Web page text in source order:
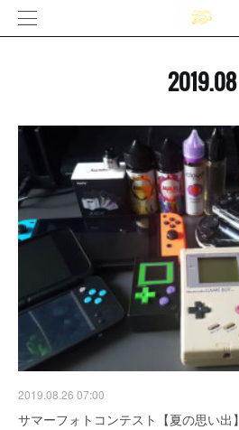
2019.08
2019.08.26 07:00
サマーフォトコンテスト【夏の思い出】